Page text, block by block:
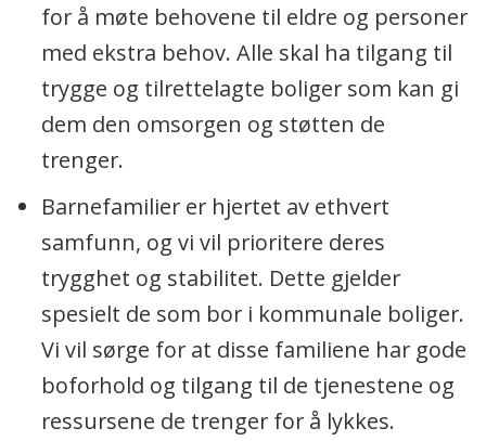
for å møte behovene til eldre og personer
med ekstra behov. Alle skal ha tilgang til
trygge og tilrettelagte boliger som kan gi
dem den omsorgen og støtten de
trenger.
Barnefamilier er hjertet av ethvert
samfunn, og vi vil prioritere deres
trygghet og stabilitet. Dette gjelder
spesielt de som bor i kommunale boliger.
Vi vil sørge for at disse familiene har gode
boforhold og tilgang til de tjenestene og
ressursene de trenger for å lykkes.